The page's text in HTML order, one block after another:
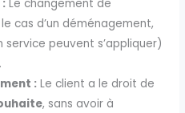
Le changement de
cas d’un déménagement,
service peuvent s’appliquer)
: Le client a le droit de
, sans avoir à